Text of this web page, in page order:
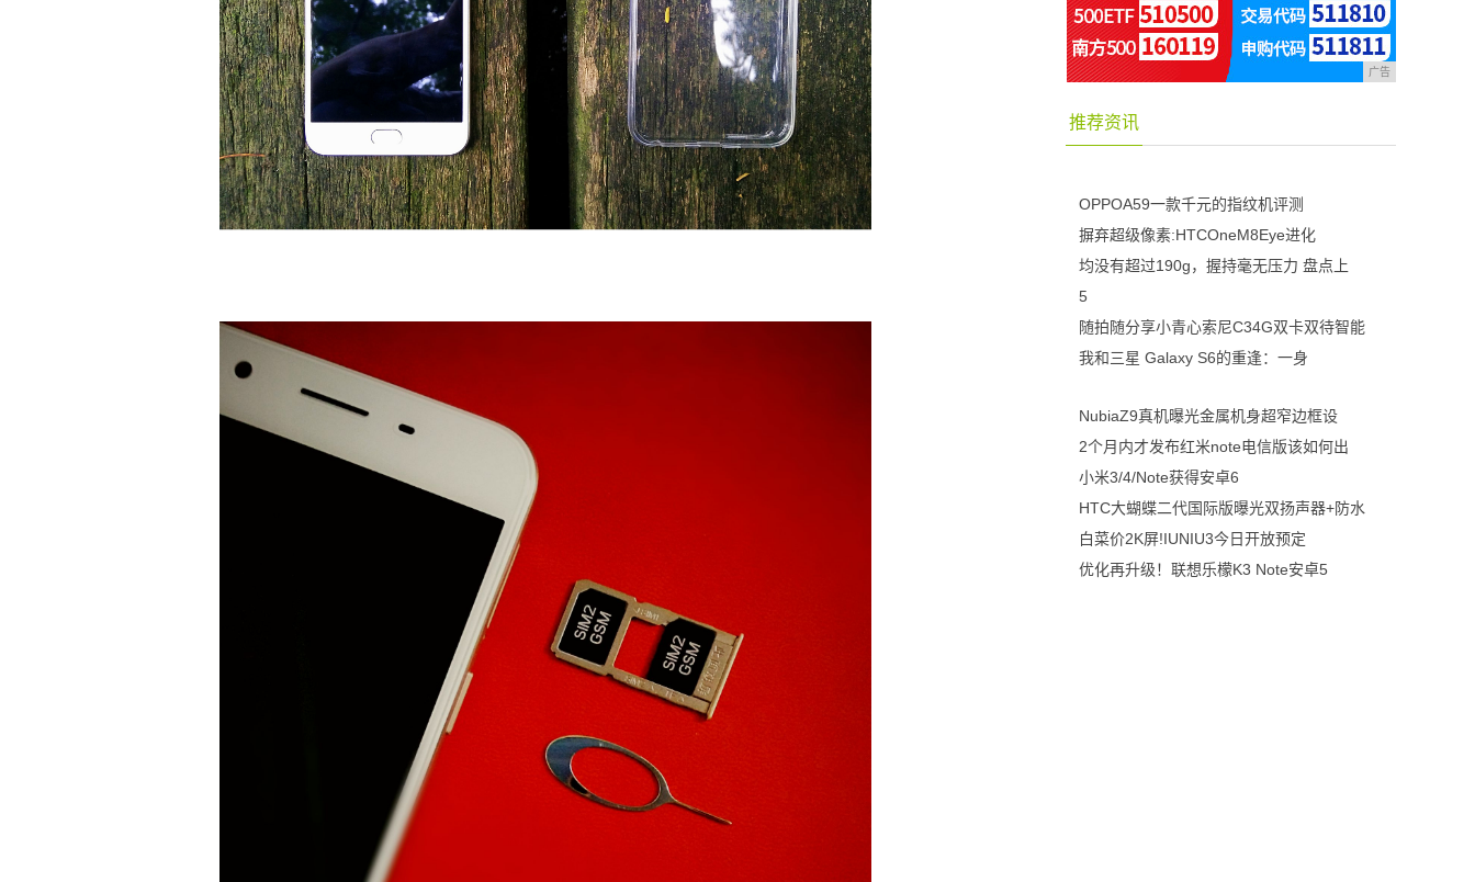
广告
推荐资讯
OPPOA59一款千元的指纹机评测
摒弃超级像素:HTCOneM8Eye进化
均没有超过190g，握持毫无压力 盘点上
5
随拍随分享小青心索尼C34G双卡双待智能
我和三星 Galaxy S6的重逢：一身
NubiaZ9真机曝光金属机身超窄边框设
2个月内才发布红米note电信版该如何出
小米3/4/Note获得安卓6
HTC大蝴蝶二代国际版曝光双扬声器+防水
白菜价2K屏!IUNIU3今日开放预定
优化再升级！联想乐檬K3 Note安卓5